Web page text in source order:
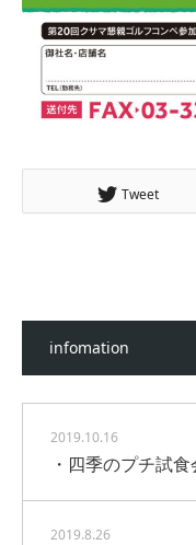
Tweet
infomation
2019.10.16
・四季のプチ試
2019.8.26